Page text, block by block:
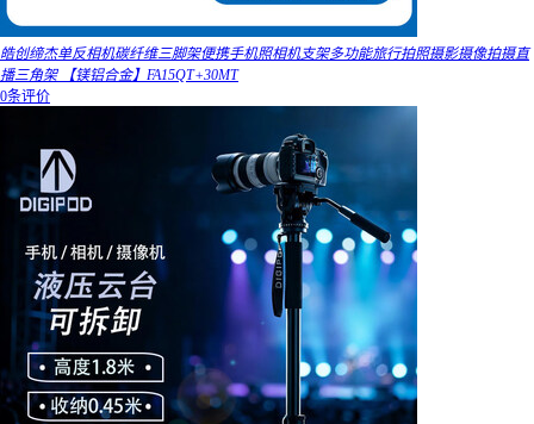
皓创缔杰单反相机碳纤维三脚架便携手机照相机支架多功能旅行拍照摄影摄像拍摄直
播三角架 【镁铝合金】FA15QT+30MT
0条评价